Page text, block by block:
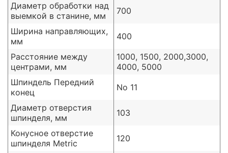
Диаметр обработки над
выемкой в станине, мм
700
Ширина направляющих,
мм
400
Расстояние между
центрами, мм
1000, 1500, 2000,3000,
4000, 5000
Шпиндель Передний
конец
No 11
Диаметр отверстия
шпинделя, мм
103
Конусное отверстие
шпинделя Metric
120